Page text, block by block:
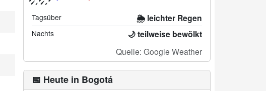
Tagsüber 🌦️ leichter Regen
Nachts 🌙 teilweise bewölkt
Quelle: Google Weather
📅 Heute in Bogotá